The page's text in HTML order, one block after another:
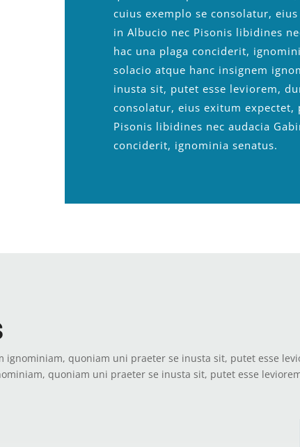
cuius exemplo se consolatur,
in Albucio nec Pisonis libidines
hac una plaga conciderit,
solacio atque hanc insignem
inusta sit, putet esse leviorem,
consolatur, eius exitum expectet,
Pisonis libidines nec audacia
conciderit, ignominia senatus.
ignominiam, quoniam uni praeter se inusta sit, putet esse
quoniam uni praeter se inusta sit, putet esse